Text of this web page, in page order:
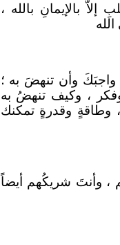
بالإيمانِ بالله ،
وأن تنهضَ به ؛
، وكيف تنهضُ به
وطاقةٍ وقدرةٍ تمكنك
، وأنتَ شريكُهم أيضاً